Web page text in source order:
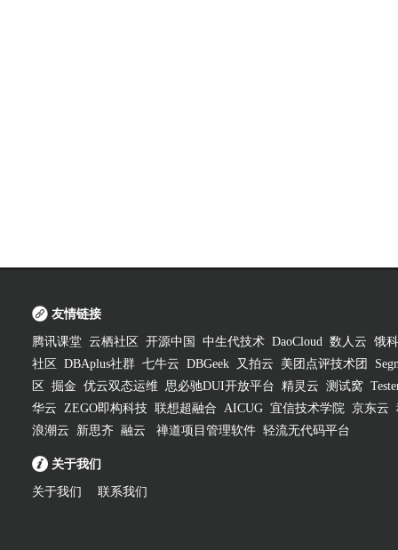
友情链接
腾讯课堂 云栖社区 开源中国 中生代技术 DaoCloud 数人云 饿
社区
DBAplus社群 七牛云 DBGeek 又拍云 美团点评技术团
区
掘金 优云双态运维 思必驰DUI开放平台 精灵云 测试窝
华云 ZEGO即构科技 联想超融合 AICUG 宜信技术学院 京东云
浪潮云
新思齐 融云 禅道项目管理软件 轻流无代码平台
关于我们
关于我们 联系我们